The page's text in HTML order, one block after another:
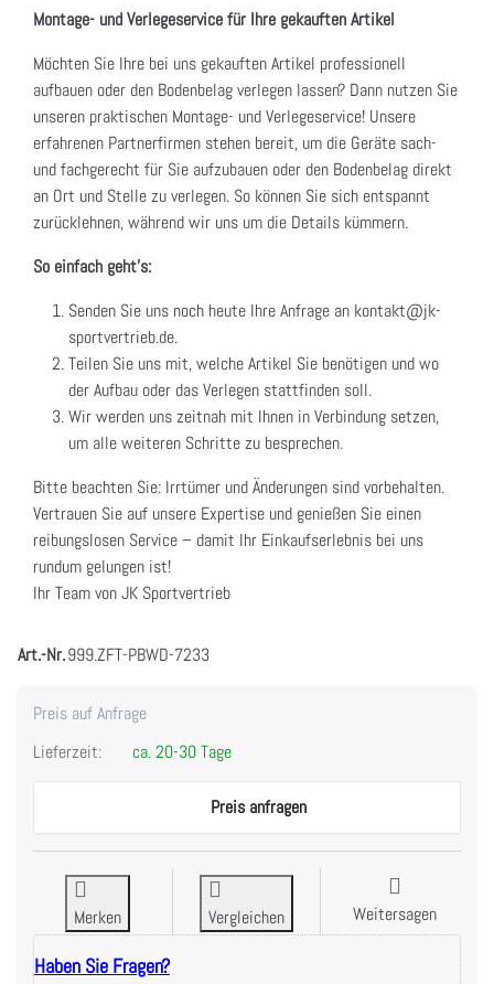
Montage- und Verlegeservice für Ihre gekauften Artikel
Möchten Sie Ihre bei uns gekauften Artikel professionell
aufbauen oder den Bodenbelag verlegen lassen? Dann nutzen Sie
unseren praktischen Montage- und Verlegeservice! Unsere
erfahrenen Partnerfirmen stehen bereit, um die Geräte sach-
und fachgerecht für Sie aufzubauen oder den Bodenbelag direkt
an Ort und Stelle zu verlegen. So können Sie sich entspannt
zurücklehnen, während wir uns um die Details kümmern.
So einfach geht's:
Senden Sie uns noch heute Ihre Anfrage an kontakt@jk-
sportvertrieb.de.
Teilen Sie uns mit, welche Artikel Sie benötigen und wo
der Aufbau oder das Verlegen stattfinden soll.
Wir werden uns zeitnah mit Ihnen in Verbindung setzen,
um alle weiteren Schritte zu besprechen.
Bitte beachten Sie: Irrtümer und Änderungen sind vorbehalten.
Vertrauen Sie auf unsere Expertise und genießen Sie einen
reibungslosen Service – damit Ihr Einkaufserlebnis bei uns
rundum gelungen ist!
Ihr Team von JK Sportvertrieb
Art.-Nr.999.ZFT-PBWD-7233
Preis auf Anfrage
Lieferzeit:
ca. 20-30 Tage
Preis anfragen
Merken Vergleichen Weitersagen
Haben Sie Fragen?